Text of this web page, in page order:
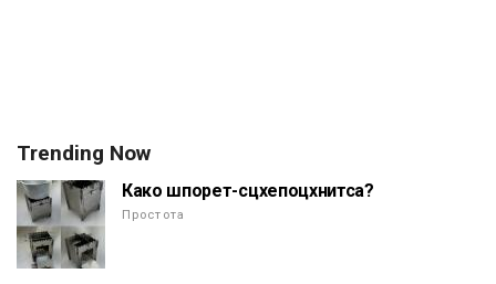
Trending Now
Како шпорет-сцхепоцхнитса?
Простота